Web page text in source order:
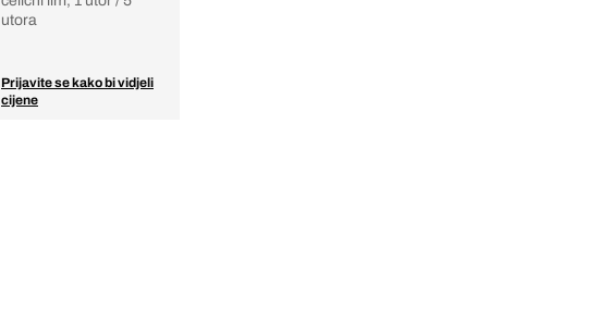
utora
Prijavite se kako bi vidjeli
cijene